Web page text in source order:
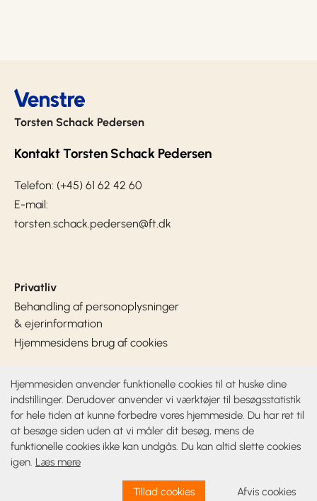
Hjemmesiden anvender funktionelle cookies til at huske dine
indstillinger. Derudover anvender vi værktøjer til besøgsstatistik
for hele tiden at kunne forbedre vores hjemmeside. Du har ret til
at besøge siden uden at vi måler dit besøg, mens de
funktionelle cookies ikke kan undgås. Du kan altid slette cookies
igen. Læs mere
Afvis cookies
Tillad cookies
Torsten Schack Pedersen
Kontakt Torsten Schack Pedersen
Telefon: (+45) 61 62 42 60
E-mail:
torsten.schack.pedersen@ft.dk
Privatliv
Behandling af personoplysninger
& ejerinformation
Hjemmesidens brug af cookies
Sociale medier
Venstre, Danmarks Liberale Parti